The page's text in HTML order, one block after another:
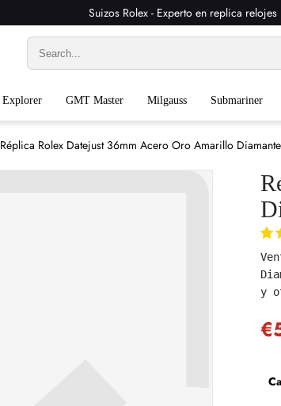
Suizos Rolex - Experto en replica relojes
Explorer GMT Master Milgauss Submariner
Réplica Rolex Datejust 36mm Acero Oro Amarillo
y